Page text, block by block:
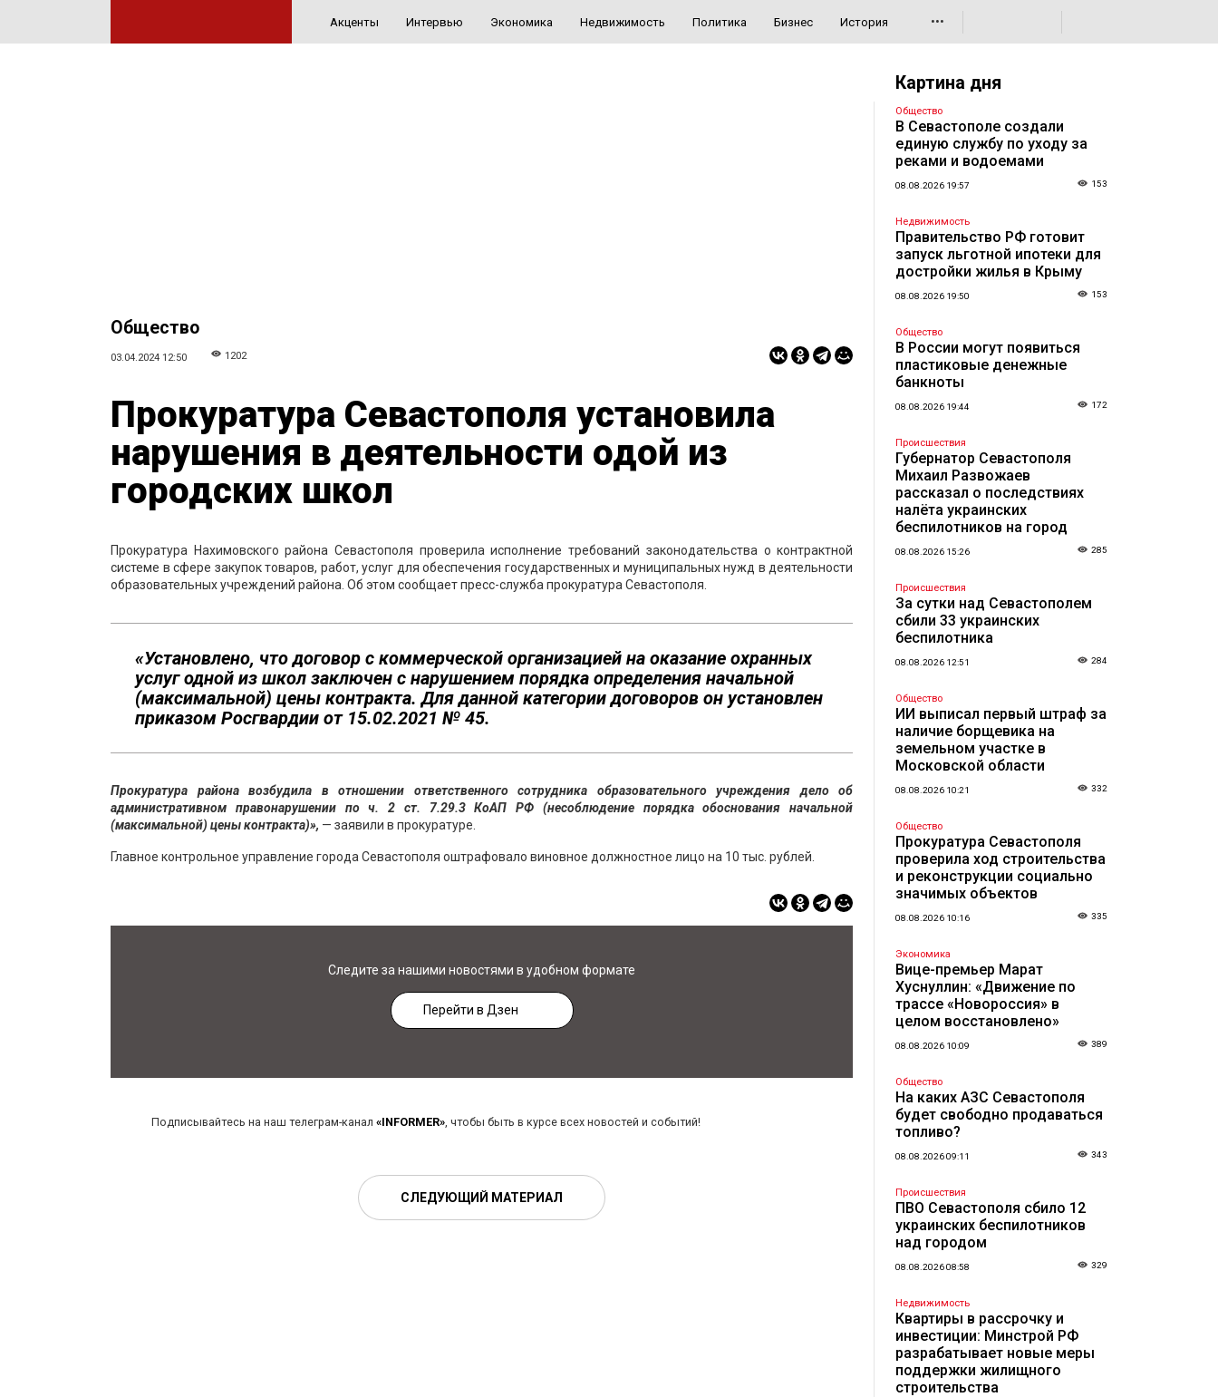
Акценты Интервью Экономика Недвижимость Политика Бизнес История •••
Общество
03.04.2024 12:50 1202
Прокуратура Севастополя установила
нарушения в деятельности одой из
городских школ
Прокуратура Нахимовского района Севастополя проверила исполнение требований законодательства о контрактной
системе в сфере закупок товаров, работ, услуг для обеспечения государственных и муниципальных нужд в деятельности
образовательных учреждений района. Об этом сообщает пресс-служба прокуратура Севастополя.
«Установлено, что договор с коммерческой организацией на оказание охранных
услуг одной из школ заключен с нарушением порядка определения начальной
(максимальной) цены контракта. Для данной категории договоров он установлен
приказом Росгвардии от 15.02.2021 № 45.
Прокуратура района возбудила в отношении ответственного сотрудника образовательного учреждения дело об
административном правонарушении по ч. 2 ст. 7.29.3 КоАП РФ (несоблюдение порядка обоснования начальной
(максимальной) цены контракта)», — заявили в прокуратуре.
Главное контрольное управление города Севастополя оштрафовало виновное должностное лицо на 10 тыс. рублей.
Следите за нашими новостями в удобном формате
Перейти в Дзен
Подписывайтесь на наш телеграм-канал «INFORMER», чтобы быть в курсе всех новостей и событий!
СЛЕДУЮЩИЙ МАТЕРИАЛ
Картина дня
Общество
В Севастополе создали
единую службу по уходу за
реками и водоемами
08.08.2026 19:57 153
Недвижимость
Правительство РФ готовит
запуск льготной ипотеки для
достройки жилья в Крыму
08.08.2026 19:50 153
Общество
В России могут появиться
пластиковые денежные
банкноты
08.08.2026 19:44 172
Происшествия
Губернатор Севастополя
Михаил Развожаев
рассказал о последствиях
налёта украинских
беспилотников на город
08.08.2026 15:26 285
Происшествия
За сутки над Севастополем
сбили 33 украинских
беспилотника
08.08.2026 12:51 284
Общество
ИИ выписал первый штраф за
наличие борщевика на
земельном участке в
Московской области
08.08.2026 10:21 332
Общество
Прокуратура Севастополя
проверила ход строительства
и реконструкции социально
значимых объектов
08.08.2026 10:16 335
Экономика
Вице-премьер Марат
Хуснуллин: «Движение по
трассе «Новороссия» в
целом восстановлено»
08.08.2026 10:09 389
Общество
На каких АЗС Севастополя
будет свободно продаваться
топливо?
08.08.2026 09:11 343
Происшествия
ПВО Севастополя сбило 12
украинских беспилотников
над городом
08.08.2026 08:58 329
Недвижимость
Квартиры в рассрочку и
инвестиции: Минстрой РФ
разрабатывает новые меры
поддержки жилищного
строительства